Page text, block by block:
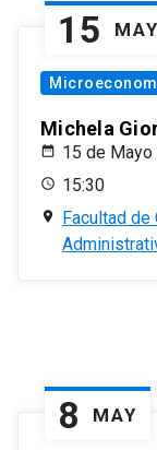
15 MAY
Michela
15 de
15:30
Facultad de
8 MAY